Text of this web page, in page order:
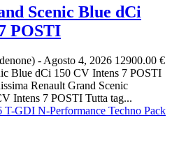
Scenic Blue dCi
POSTI
- Agosto 4, 2026 12900.00 €
Blue dCi 150 CV Intens 7 POSTI
Renault Grand Scenic
Intens 7 POSTI Tutta tag...